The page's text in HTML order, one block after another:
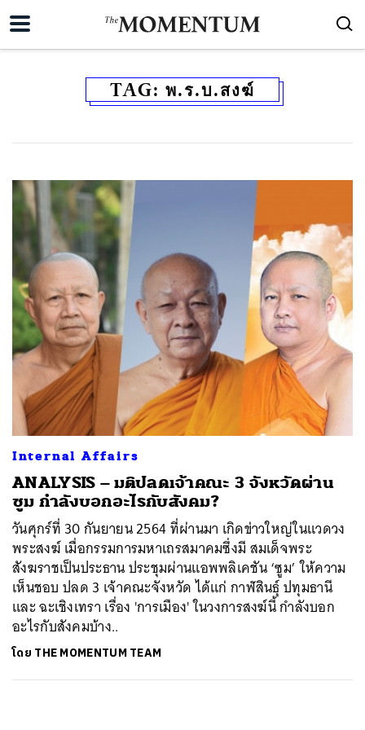
TAG: พ.ร.บ.สงฆ์
Internal Affairs
ANALYSIS – มติปลดเจ้าคณะ 3 จังหวัดผ่าน
ซูม กำลังบอกอะไรกับสังคม?
วันศุกร์ที่ 30 กันยายน 2564 ที่ผ่านมา เกิดข่าวใหญ่ในแวดวง
พระสงฆ์ เมื่อกรรมการมหาเถรสมาคมซึ่งมี สมเด็จพระ
สังฆราชเป็นประธาน ประชุมผ่านแอพพลิเคชัน ‘ซูม’ ให้ความ
เห็นชอบ ปลด 3 เจ้าคณะจังหวัด ได้แก่ กาฬสินธุ์ ปทุมธานี
และ ฉะเชิงเทรา เรื่อง 'การเมือง' ในวงการสงฆ์นี้ กำลังบอก
อะไรกับสังคมบ้าง..
โดย THE MOMENTUM TEAM
ค้นหา
SHARE